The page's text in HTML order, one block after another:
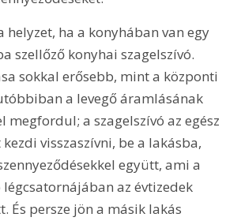
ha a konyhában van egy
szellőző konyhai szagelszívó.
sokkal erősebb, mint a központi
a levegő áramlásának
megfordul; a szagelszívó az egész
visszaszívni, be a lakásba,
együtt, ami a
az évtizedek
És persze jön a másik lakás